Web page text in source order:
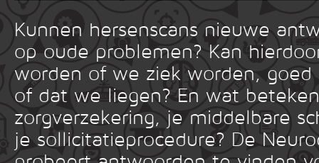
Kunnen hersenscans nieuwe
op oude problemen? Kan
worden of we ziek worden, goed
of dat we liegen? En wat
zorgverzekering, je middelbare
je sollicitatieprocedure? De